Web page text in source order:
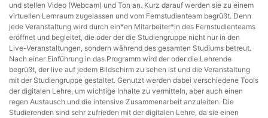
und stellen Video (Webcam) und Ton an. Kurz darauf werden sie zu einem
virtuellen Lernraum zugelassen und vom Fernstudienteam begrüßt. Denn
jede Veranstaltung wird durch ein*en Mitarbeiter*in des Fernstudienteams
eröffnet und begleitet, die oder der die Studiengruppe nicht nur in den
Live-Veranstaltungen, sondern während des gesamten Studiums betreut.
Nach einer Einführung in das Programm wird der oder die Lehrende
begrüßt, der live auf jedem Bildschirm zu sehen ist und die Veranstaltung
mit der Studiengruppe gestaltet. Genutzt werden dabei verschiedene Tools
der digitalen Lehre, um wichtige Inhalte zu vermitteln, aber auch einen
regen Austausch und die intensive Zusammenarbeit anzuleiten. Die
Studierenden sind sehr zufrieden mit der digitalen Lehre, da sie einen